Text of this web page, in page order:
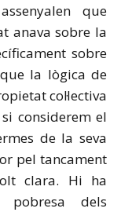
que
anava sobre la
sobre
la lògica de
col·lectiva
considerem el
de la seva
pel tancament
clara. Hi ha
pobresa dels